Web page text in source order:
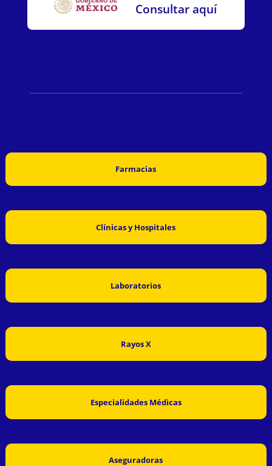
Consultar aquí
Farmacias
Clínicas y Hospitales
Laboratorios
Rayos X
Especialidades Médicas
Aseguradoras